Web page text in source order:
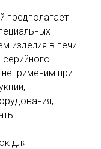
предполагает
изделия в печи.
серийного
при
для